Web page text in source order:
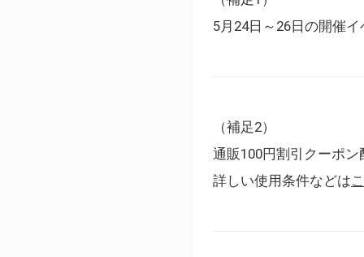
5月24日～26日の開催
（補足2）
通販100円割引クーポン
詳しい使用条件などは